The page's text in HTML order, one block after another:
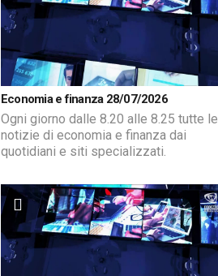
Economia e finanza 28/07/2026
Ogni giorno dalle 8.20 alle 8.25 tutte le
notizie di economia e finanza dai
quotidiani e siti specializzati.